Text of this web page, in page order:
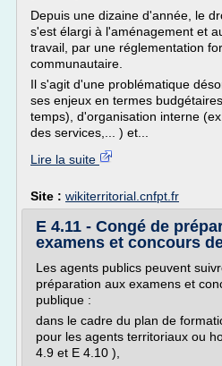
Depuis une dizaine d'année, le
s'est élargi à l'aménagement et
travail, par une réglementation
communautaire.
Il s'agit d'une problématique
ses enjeux en termes
temps), d'organisation interne
des services,... ) et...
Lire la suite
Site : wikiterritorial.cnfpt.fr
E 4.11 - Congé de
examens et concours
Les agents publics peuvent
préparation aux examens et
publique :
dans le cadre du plan de
pour les agents territoriaux ou
4.9 et E 4.10 ),